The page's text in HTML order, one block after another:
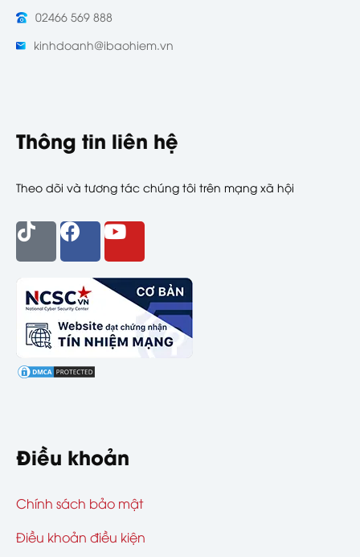
02466 569 888
kinhdoanh@ibaohiem.vn
Thông tin liên hệ
Theo dõi và tương tác chúng tôi trên mạng xã hội
Điều khoản
Chính sách bảo mật
Điều khoản điều kiện